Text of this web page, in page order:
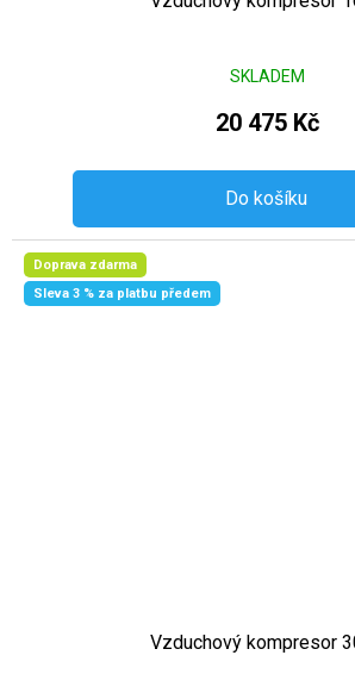
SKLADEM
20 475 Kč
Do košíku
Doprava zdarma
Sleva 3 % za platbu předem
Vzduchový kompresor